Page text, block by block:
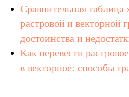
Сравнительная таблица
растровой и векторной
достоинства и
Как перевести
в векторное: способы